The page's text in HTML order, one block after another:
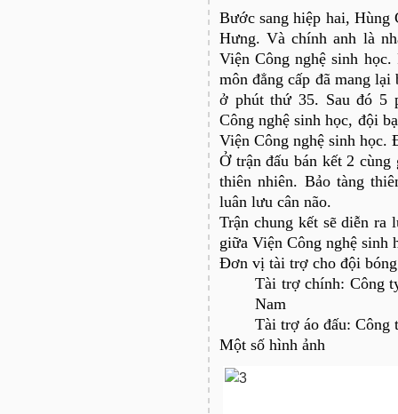
Bước sang hiệp hai,
Hưng. Và chính anh là
Viện Công nghệ sinh
môn đẳng cấp đã mang
ở phút thứ 35. Sau đó 5
Công nghệ sinh học, đội
Viện Công nghệ sinh học.
Ở trận đấu bán kết 2
thiên nhiên. Bảo tàng
luân lưu cân não.
Trận chung kết sẽ diễn ra
giữa Viện Công nghệ sinh
Đơn vị tài trợ cho đội
Tài trợ chính: Công
Nam
Tài trợ áo đấu: Công
Một số hình ảnh